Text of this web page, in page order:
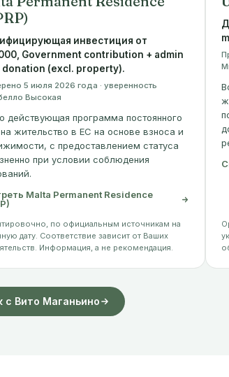
инвестиция от
Government contribution + admin
donation (excl. property).
5 июля 2026 года · уверенность
Высокая
действующая программа постоянного
жительство в ЕС на основе взноса и
с предоставлением статуса
при условии соблюдения
Malta Permanent Residence
по официальным источникам на
дату. Соответствие зависит от Ваших
Информация, а не рекомендация.
с Вито Маганьино